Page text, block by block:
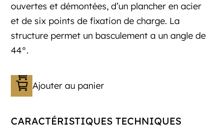
ouvertes et démontées, d’un plancher en acier
et de six points de fixation de charge. La
structure permet un basculement a un angle de
44°.
Ajouter au panier
CARACTÉRISTIQUES TECHNIQUES